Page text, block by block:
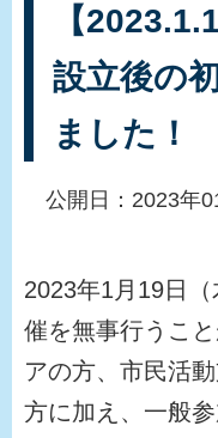
【
設立後の
ました！
公開日：2023年
2023年1月19日
催を無事行うこ
アの方、市民活
方に加え、一般